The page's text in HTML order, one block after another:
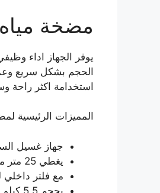
مضخة
يوفر الجهاز اداء
الحجم بشكل سريع
استخدامة اكثر راحة
المميزات الرئيسية
جهاز غسيل
يغطي 25 متر مربع / ساعة.
مع فلتر داخلي
بحجم 5.5 كيلو جرام.